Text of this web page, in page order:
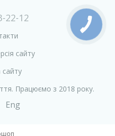
22-12
сайту
Працюємо з 2018 року.
Eng